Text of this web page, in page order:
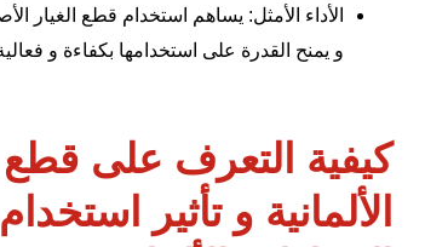
الأداء الأمثل: يساهم استخدام قطع الغيار
و يمنح القدرة على استخدامها بكفاءة و
كيفية التعرف على قطع
الألمانية و تأثير